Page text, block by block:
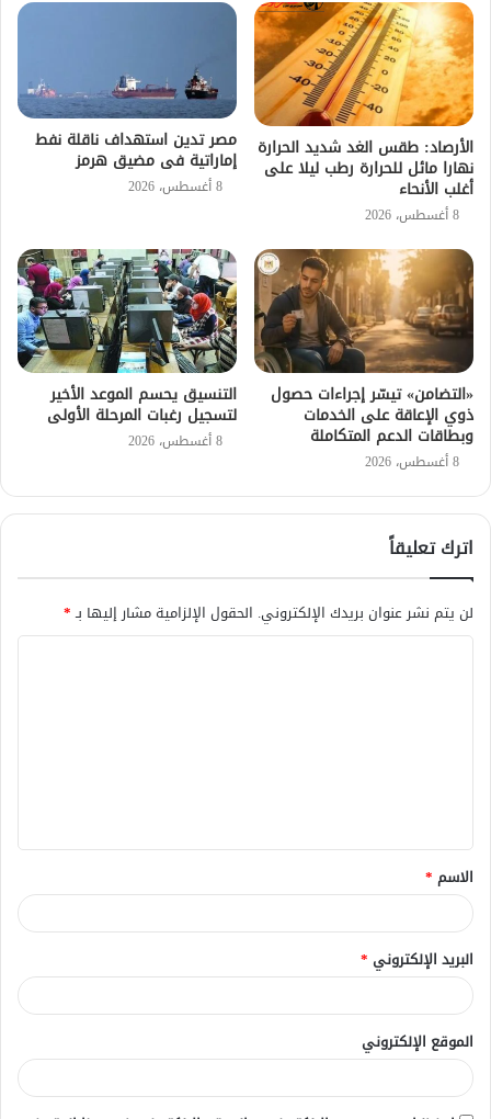
الأرصاد: طقس الغد شديد الحرارة
نهارا مائل للحرارة رطب ليلا على
أغلب الأنحاء
8 أغسطس، 2026
مصر تدين استهداف ناقلة نفط
إماراتية فى مضيق هرمز
8 أغسطس، 2026
«التضامن» تيسّر إجراءات حصول
ذوي الإعاقة على الخدمات
وبطاقات الدعم المتكاملة
8 أغسطس، 2026
التنسيق يحسم الموعد الأخير
لتسجيل رغبات المرحلة الأولى
8 أغسطس، 2026
اترك تعليقاً
لن يتم نشر عنوان بريدك الإلكتروني. الحقول الإلزامية مشار إليها بـ*
ق
*
الاسم *
البريد الإلكتروني *
الموقع الإلكتروني